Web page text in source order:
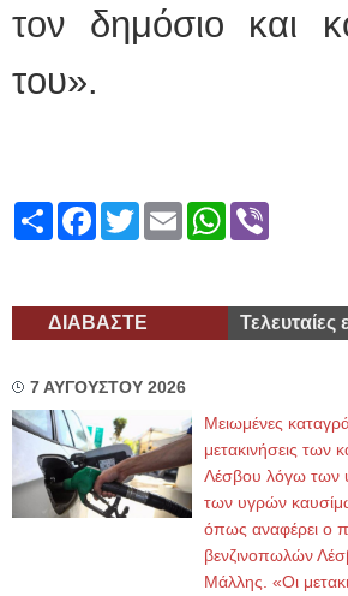
τον δημόσιο και
του».
ShareFacebook
TwitterEmailWhatsApp
ΔΙΑΒΑΣΤΕ Τελευταίες
7 ΑΥΓΟΥΣΤΟΥ 2026
Μειωμένες
μετακινήσεις των
Λέσβου λόγω των
των υγρών
όπως αναφέρει ο
βενζινοπωλών
Μάλλης. «Οι